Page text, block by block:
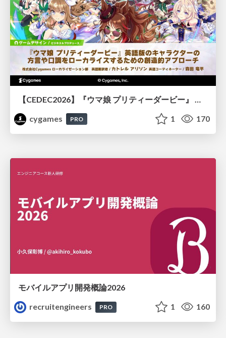
cygames
PRO 1 170
モバイルアプリ開発概論2026
recruitengineers
PRO 1 160